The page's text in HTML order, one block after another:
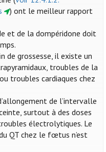
) ont le meilleur rapport
et de la dompéridone doit
de grossesse, il existe un
troubles de la
troubles cardiaques chez
de l’intervalle
surtout à des doses
électrolytiques. Le
QT chez le fœtus n’est